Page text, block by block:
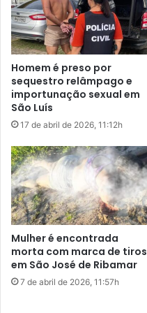
a
o
t
r
a
b
a
l
h
,
d
i
z
C
n
A
r
a
m
e
é
c
o
n
d
e
n
a
d
o
r
r
Homem é preso por
sequestro relâmpago e
importunação sexual em
São Luís
17 de abril de 2026, 11:12h
Mulher é encontrada
morta com marca de tiros
em São José de Ribamar
7 de abril de 2026, 11:57h